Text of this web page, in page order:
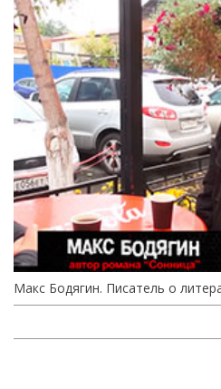
Макс Бодягин. Писатель о